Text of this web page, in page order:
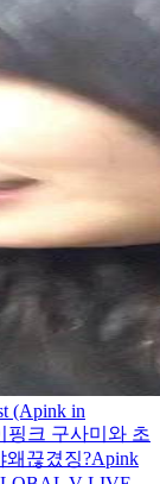
(Apink in
핑크 구사미와 초
왜끊겼징?Apink